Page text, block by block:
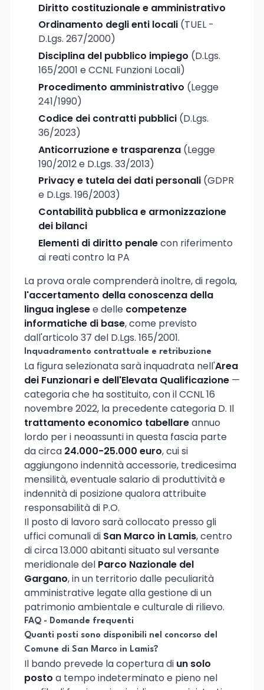
Diritto costituzionale e amministrativo
Ordinamento degli enti locali (TUEL -
D.Lgs. 267/2000)
Disciplina del pubblico impiego (D.Lgs.
165/2001 e CCNL Funzioni Locali)
Procedimento amministrativo (Legge
241/1990)
Codice dei contratti pubblici (D.Lgs.
36/2023)
Anticorruzione e trasparenza (Legge
190/2012 e D.Lgs. 33/2013)
Privacy e tutela dei dati personali (GDPR
e D.Lgs. 196/2003)
Contabilità pubblica e armonizzazione
dei bilanci
Elementi di diritto penalecon riferimento
ai reati contro la PA
La prova orale comprenderà inoltre, di regola,
l'accertamento della conoscenza della
lingua inglesee delle competenze
informatiche di base, come previsto
dall'articolo 37 del D.Lgs. 165/2001.
Inquadramento contrattuale e retribuzione
La figura selezionata sarà inquadrata nell'Area
dei Funzionari e dell'Elevata Qualificazione —
categoria che ha sostituito, con il CCNL 16
novembre 2022, la precedente categoria D. Il
trattamento economico tabellareannuo
lordo per i neoassunti in questa fascia parte
da circa 24.000-25.000 euro, cui si
aggiungono indennità accessorie, tredicesima
mensilità, eventuale salario di produttività e
indennità di posizione qualora attribuite
responsabilità di P.O.
Il posto di lavoro sarà collocato presso gli
uffici comunali di San Marco in Lamis, centro
di circa 13.000 abitanti situato sul versante
meridionale del Parco Nazionale del
Gargano, in un territorio dalle peculiarità
amministrative legate alla gestione di un
patrimonio ambientale e culturale di rilievo.
FAQ - Domande frequenti
Quanti posti sono disponibili nel concorso del
Comune di San Marco in Lamis?
Il bando prevede la copertura di un solo
posto a tempo indeterminato e pieno nel